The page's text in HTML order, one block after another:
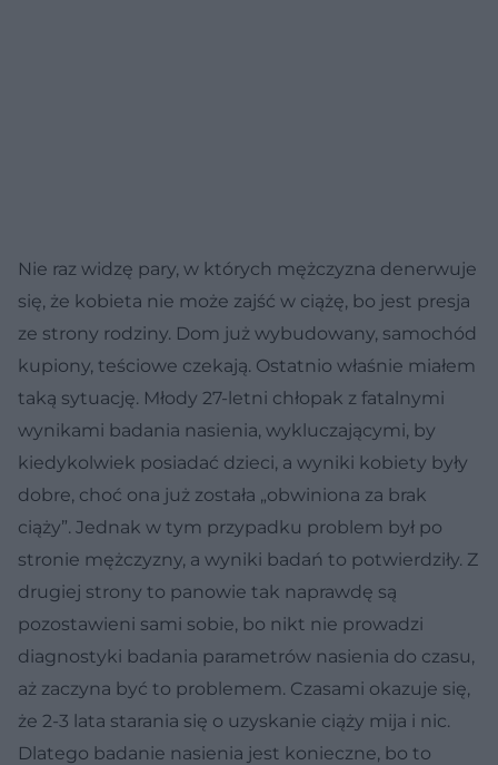
Nie raz widzę pary, w których mężczyzna denerwuje
się, że kobieta nie może zajść w ciążę, bo jest presja
ze strony rodziny. Dom już wybudowany, samochód
kupiony, teściowe czekają. Ostatnio właśnie miałem
taką sytuację. Młody 27-letni chłopak z fatalnymi
wynikami badania nasienia, wykluczającymi, by
kiedykolwiek posiadać dzieci, a wyniki kobiety były
dobre, choć ona już została „obwiniona za brak
ciąży”. Jednak w tym przypadku problem był po
stronie mężczyzny, a wyniki badań to potwierdziły. Z
drugiej strony to panowie tak naprawdę są
pozostawieni sami sobie, bo nikt nie prowadzi
diagnostyki badania parametrów nasienia do czasu,
aż zaczyna być to problemem. Czasami okazuje się,
że 2-3 lata starania się o uzyskanie ciąży mija i nic.
Dlatego badanie nasienia jest konieczne, bo to